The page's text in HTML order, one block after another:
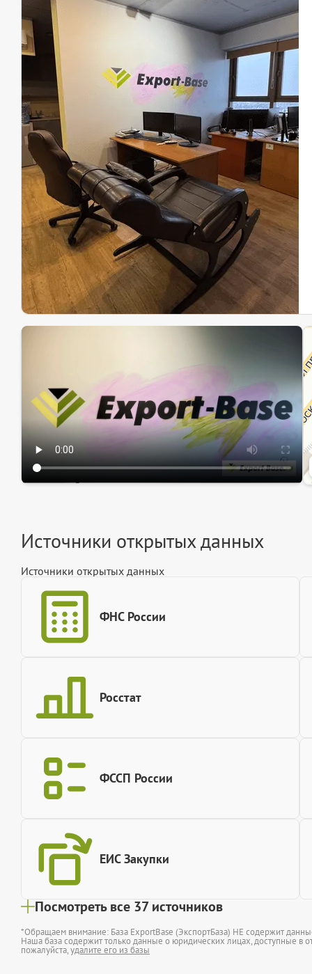
Источники открытых данных
Источники открытых данных
ФНС России
Росстат
ФССП России
ЕИС Закупки
Посмотреть все 37 источников
*Обращаем внимание: База ExportBase (ЭкспортБаза) НЕ содержит
Наша база содержит только данные о юридических лицах, доступные в
пожалуйста,удалите его из базы